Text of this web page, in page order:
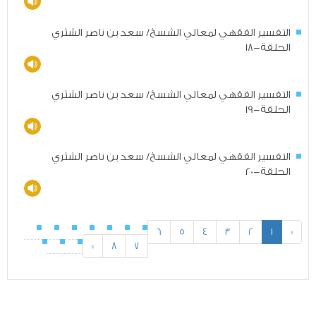
التفسير الفقهي لمعالي الشسخ/ سعد بن ناصر الشثري
الحلقة-18
التفسير الفقهي لمعالي الشسخ/ سعد بن ناصر الشثري
الحلقة-19
التفسير الفقهي لمعالي الشسخ/ سعد بن ناصر الشثري
الحلقة-20
«
1
2
3
4
5
6
7
8
»